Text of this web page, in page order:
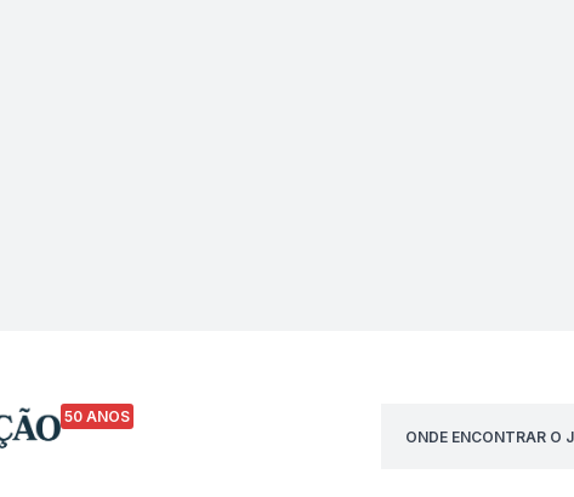
50 ANOS
ONDE ENCONTRAR O